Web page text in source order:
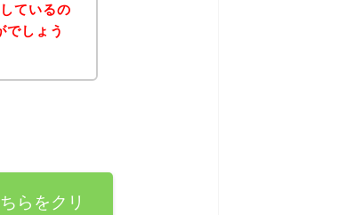
ているの
でしょう
らをクリ